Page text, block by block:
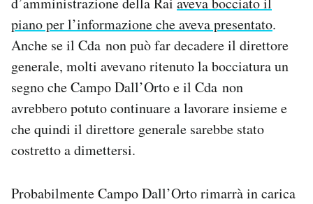
Newsletter
Notifiche mobile
Regala il Post
Hai bisogno di aiuto?
piano per l’informazione che aveva presentato.
Anche se il Cda non può far decadere il direttore
generale, molti avevano ritenuto la bocciatura un
segno che Campo Dall’Orto e il Cda non
avrebbero potuto continuare a lavorare insieme e
che quindi il direttore generale sarebbe stato
costretto a dimettersi.
Probabilmente Campo Dall’Orto rimarrà in carica